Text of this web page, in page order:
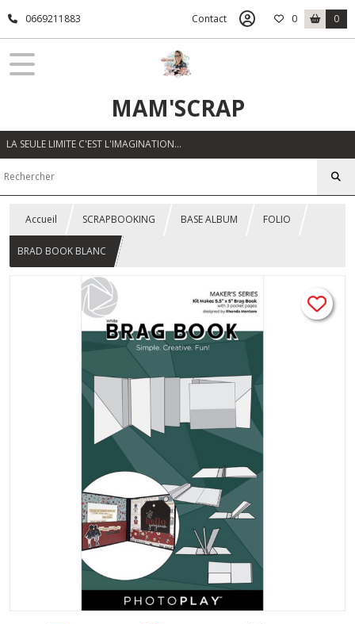
0669211883 Contact 0 0
MAM'SCRAP
LA SEULE LIMITE C'EST L'IMAGINATION…
Accueil SCRAPBOOKING BASE ALBUM FOLIO
BRAD BOOK BLANC